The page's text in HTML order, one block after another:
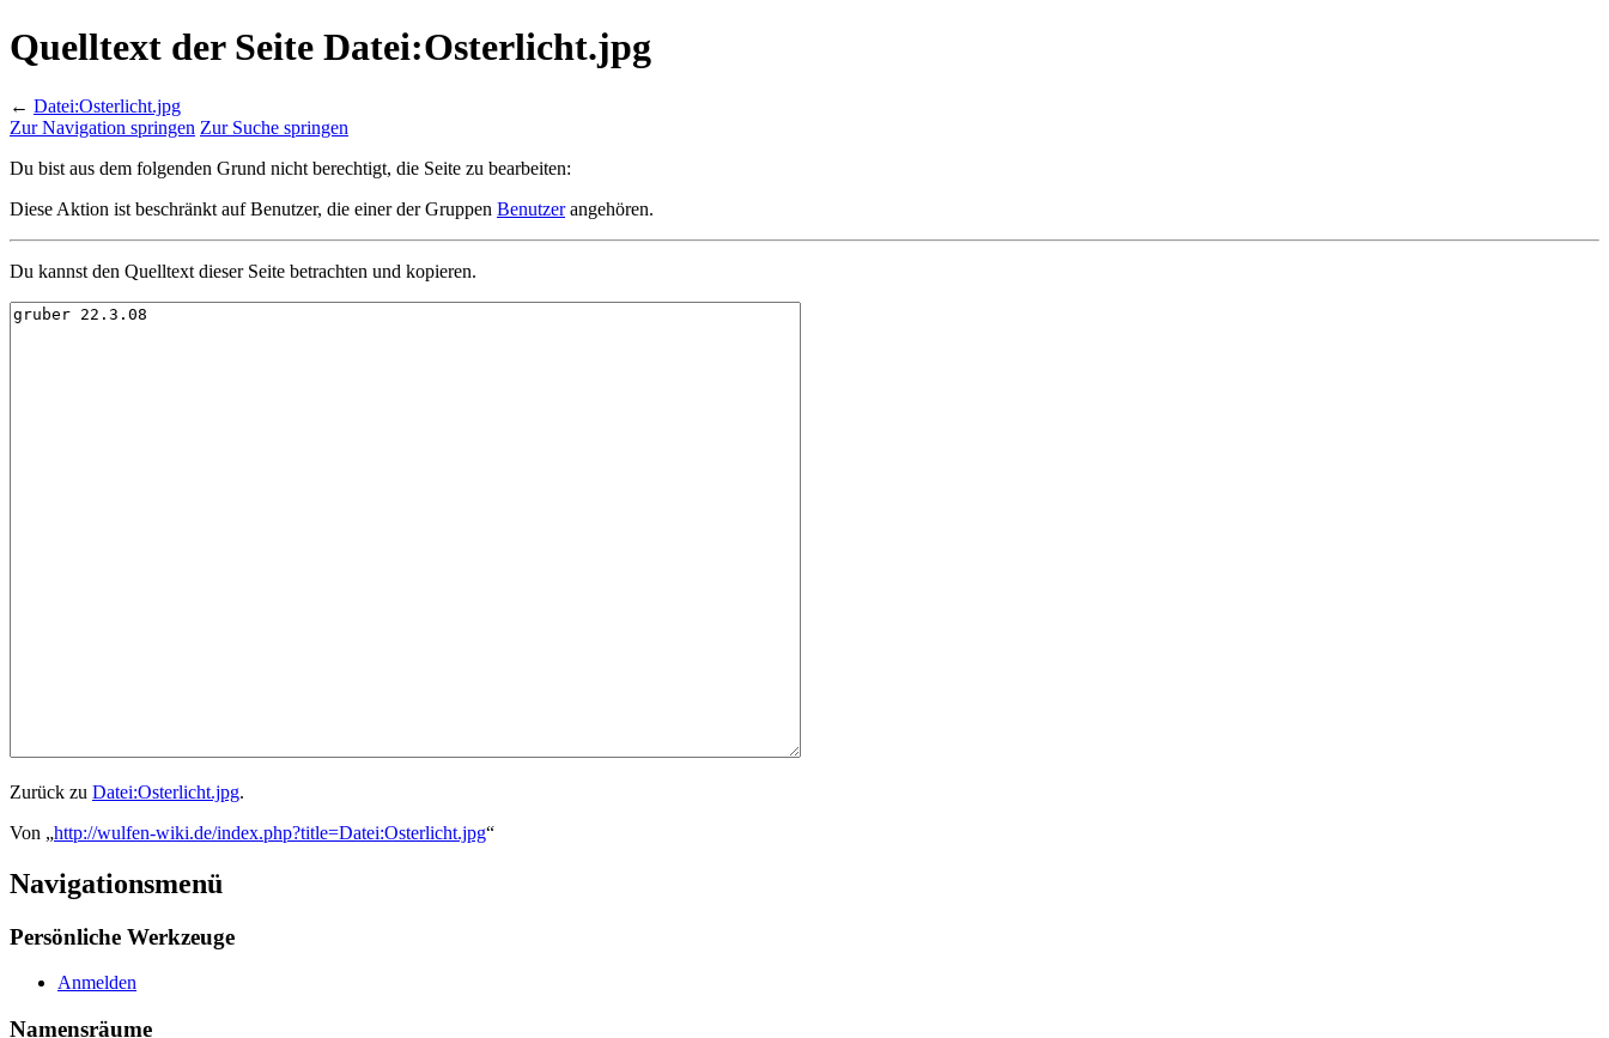
Quelltext der Seite Datei:Osterlicht.jpg
← Datei:Osterlicht.jpg
Zur Navigation springen Zur Suche springen
Du bist aus dem folgenden Grund nicht berechtigt, die Seite zu bearbeiten:
Diese Aktion ist beschränkt auf Benutzer, die einer der Gruppen Benutzerangehören.
Du kannst den Quelltext dieser Seite betrachten und kopieren.
Zurück zu Datei:Osterlicht.jpg.
Von „http://wulfen-wiki.de/index.php?title=Datei:Osterlicht.jpg“
Navigationsmenü
Persönliche Werkzeuge
Anmelden
Namensräume